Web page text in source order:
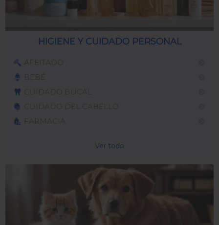
HIGIENE Y CUIDADO PERSONAL
Ver todo